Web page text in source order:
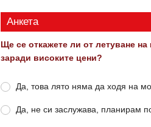
Анкета
Ще се откажете ли от летуване
заради високите цени?
Да, това лято няма да ходя на
Да, не си заслужава, планирам